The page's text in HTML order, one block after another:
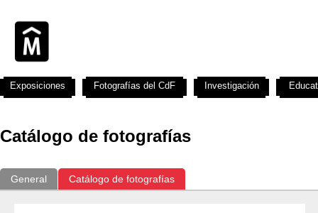
Catálogo de fotografías
General Catálogo de fotografías
Exposiciones Fotografías del CdF Investigación